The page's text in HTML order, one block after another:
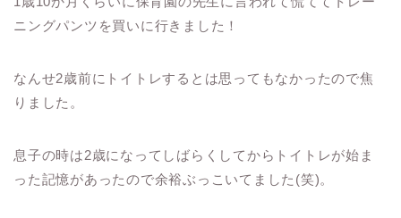
ニングパンツを買いに行きました！
なんせ2歳前にトイトレするとは思ってもなかったので焦
りました。
息子の時は2歳になってしばらくしてからトイトレが始ま
った記憶があったので余裕ぶっこいてました(笑)。